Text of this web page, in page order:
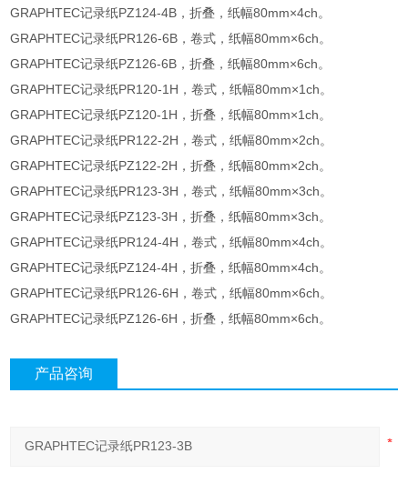
GRAPHTEC记录纸PZ124-4B，折叠，纸幅80mm×4ch。
GRAPHTEC记录纸PR126-6B，卷式，纸幅80mm×6ch。
GRAPHTEC记录纸PZ126-6B，折叠，纸幅80mm×6ch。
GRAPHTEC记录纸PR120-1H，卷式，纸幅80mm×1ch。
GRAPHTEC记录纸PZ120-1H，折叠，纸幅80mm×1ch。
GRAPHTEC记录纸PR122-2H，卷式，纸幅80mm×2ch。
GRAPHTEC记录纸PZ122-2H，折叠，纸幅80mm×2ch。
GRAPHTEC记录纸PR123-3H，卷式，纸幅80mm×3ch。
GRAPHTEC记录纸PZ123-3H，折叠，纸幅80mm×3ch。
GRAPHTEC记录纸PR124-4H，卷式，纸幅80mm×4ch。
GRAPHTEC记录纸PZ124-4H，折叠，纸幅80mm×4ch。
GRAPHTEC记录纸PR126-6H，卷式，纸幅80mm×6ch。
GRAPHTEC记录纸PZ126-6H，折叠，纸幅80mm×6ch。
产品咨询